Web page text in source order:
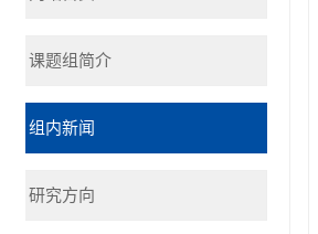
课题组简介
组内新闻
研究方向